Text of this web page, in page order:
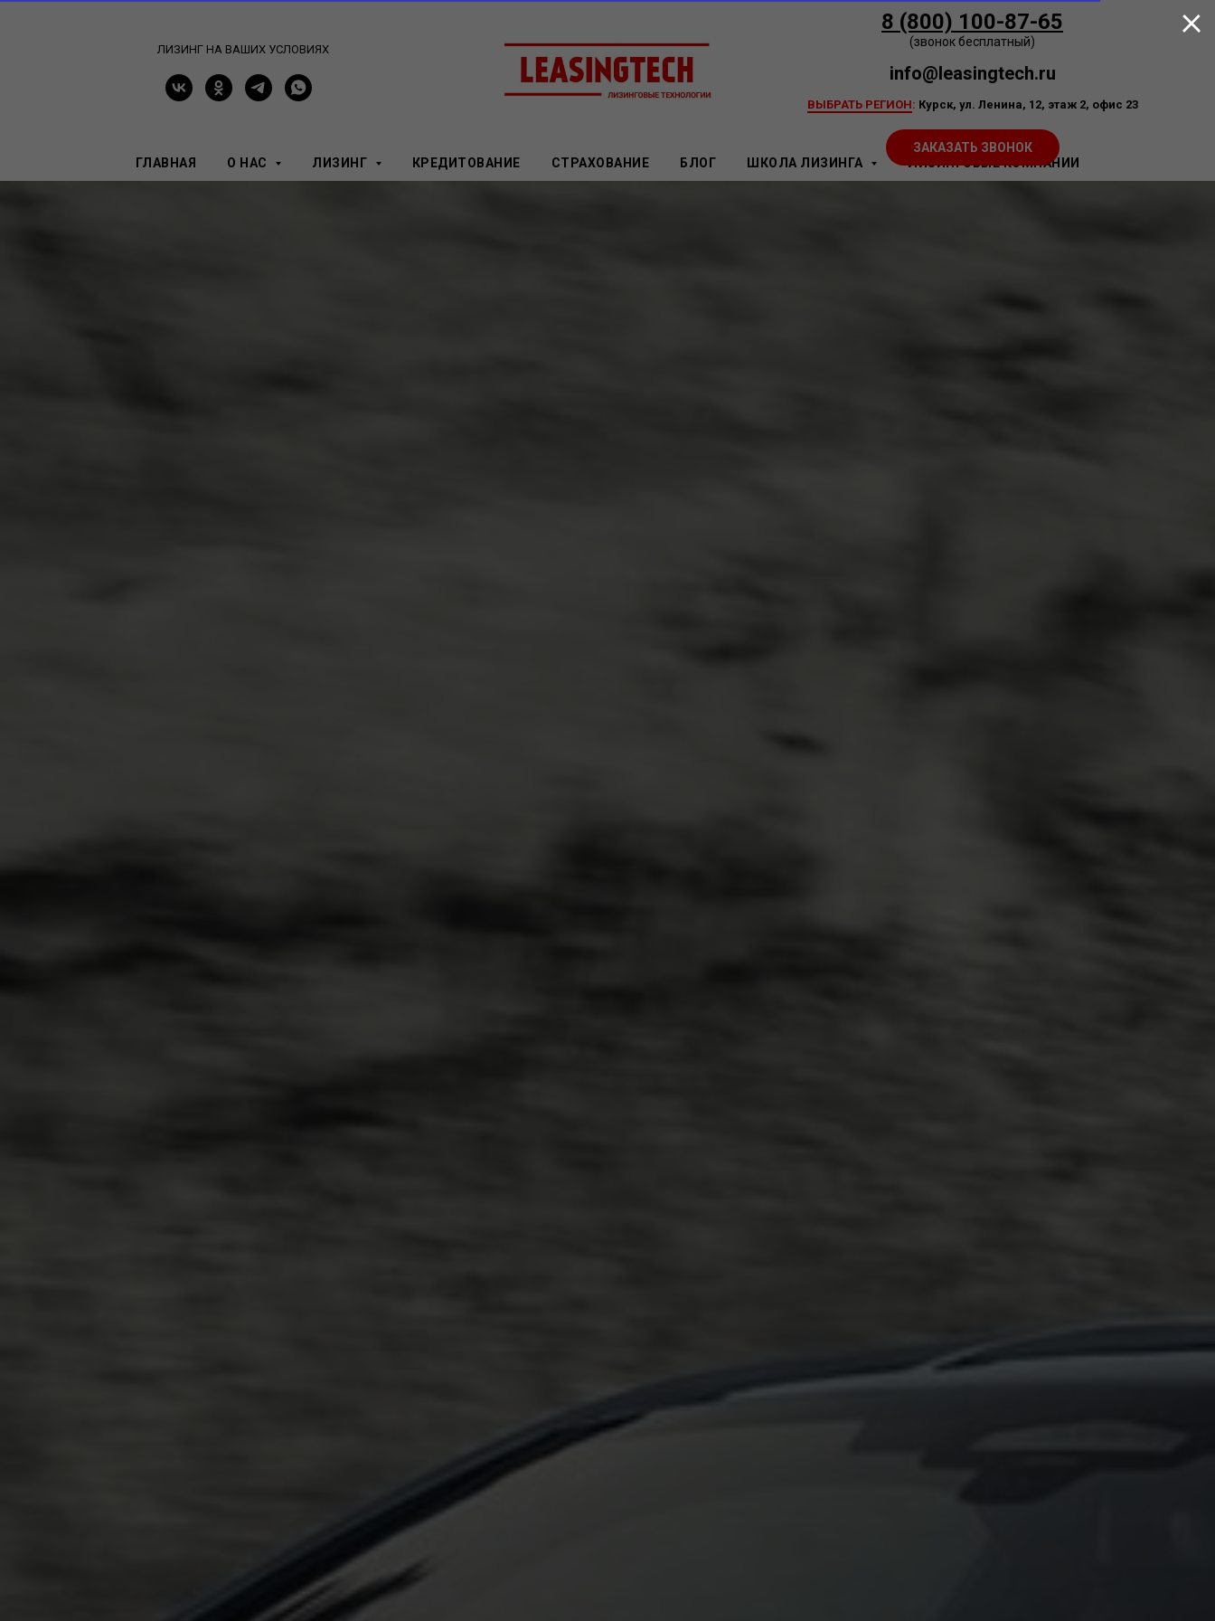
ЛИЗИНГ НА ВАШИХ УСЛОВИЯХ
8 (800) 100-87-65
(звонок бесплатный)
info@leasingtech.ru
ВЫБРАТЬ РЕГИОН: Курск, ул. Ленина, 12, этаж 2, офис 23
ЗАКАЗАТЬ ЗВОНОК
ГЛАВНАЯ
О НАС ЛИЗИНГ КРЕДИТОВАНИЕ СТРАХОВАНИЕ БЛОГ ШКОЛА ЛИЗИНГА ЛИЗИНГОВЫЕ КОМПАНИИ